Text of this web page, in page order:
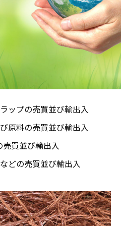
ップの売買並び輸出入
原料の売買並び輸出入
買並び輸出入
どの売買並び輸出入